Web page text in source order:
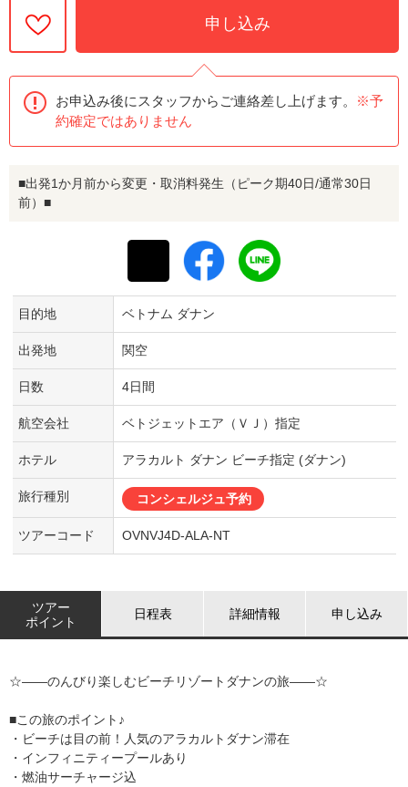
申し込み
お申込み後にスタッフからご連絡差し上げます。
※予
約確定ではありません
■出発1か月前から変更・取消料発生（ピーク期40日/通常30日
前）■
目的地 ベトナム ダナン
出発地 関空
日数 4日間
航空会社 ベトジェットエア（ＶＪ）指定
ホテル アラカルト ダナン ビーチ指定 (ダナン)
旅行種別 コンシェルジュ予約
ツアーコード OVNVJ4D-ALA-NT
ツアー
ポイント
日程表 詳細情報 申し込み
☆――のんびり楽しむビーチリゾートダナンの旅――☆
■この旅のポイント♪
・ビーチは目の前！人気のアラカルトダナン滞在
・インフィニティープールあり
・燃油サーチャージ込